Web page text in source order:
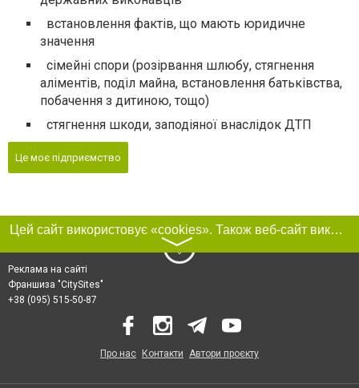
встановлення фактів, що мають юридичне
значення
сімейні спори (розірвання шлюбу, стягнення
аліментів, поділ майна, встановлення батьківства,
побачення з дитиною, тощо)
стягнення шкоди, заподіяної внаслідок ДТП
Це моє підприємство
Цей сайт використовує «cookies». Також веб-сайт використовує інтернет-сервіс для збору технічних даних стосовно відвідувачів з метою отримання маркетингової та статистичної інформації. Умови обробки даних відвідувачів сайту див.
〉
Реклама на сайті
Франшиза "CitySites"
+38 (095) 515-50-87
Про нас Контакти Автори проєкту